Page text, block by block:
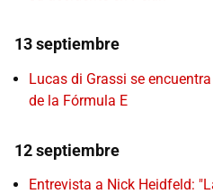
13 septiembre
Lucas di Grassi se
de la Fórmula E
12 septiembre
Entrevista a Nick Heidfeld: